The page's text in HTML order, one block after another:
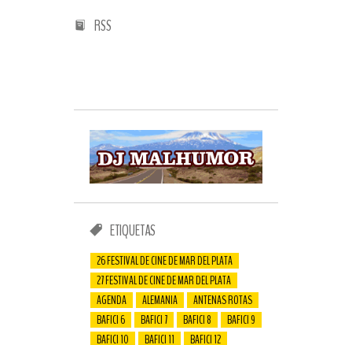
RSS
ETIQUETAS
26 FESTIVAL DE CINE DE MAR DEL PLATA
27 FESTIVAL DE CINE DE MAR DEL PLATA
AGENDA
ALEMANIA
ANTENAS ROTAS
BAFICI 6
BAFICI 7 BAFICI 8
BAFICI 9
BAFICI 10
BAFICI 11
BAFICI 12